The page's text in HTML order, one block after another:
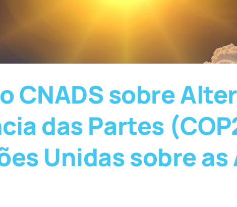
CNADS sobre
das Partes
Unidas sobre